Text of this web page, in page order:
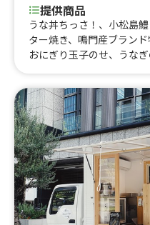
提供商品
うな丼ちっさ！、小松島
ター焼き、鳴門産ブラン
おにぎり玉子のせ、うな